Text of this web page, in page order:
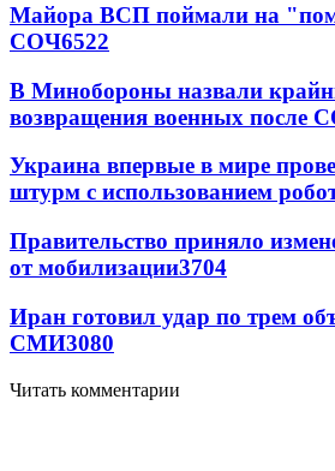
Майора ВСП поймали на
СОЧ6522
В Минобороны назвали
возвращения военных после
Украина впервые в мире
штурм с использованием
Правительство приняло
от мобилизации3704
Иран готовил удар по трем
СМИ3080
Читать комментарии